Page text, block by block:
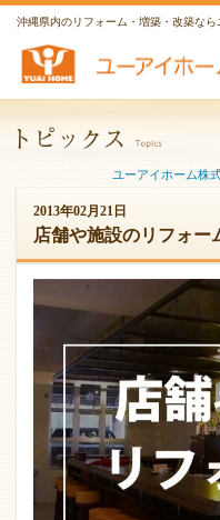
沖縄県内のリフォーム・増築・改築な
ユーアイホーム株
2013年02月21日
店舗や施設のリフォー